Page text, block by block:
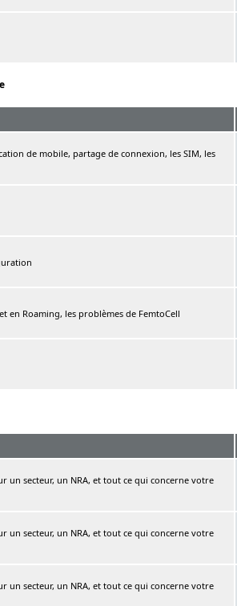
de mobile, partage de connexion, les SIM, les
en Roaming, les problèmes de FemtoCell
secteur, un NRA, et tout ce qui concerne votre
secteur, un NRA, et tout ce qui concerne votre
secteur, un NRA, et tout ce qui concerne votre